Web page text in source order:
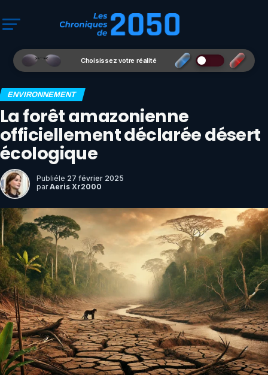
Choisissez votre réalité
ENVIRONNEMENT
La forêt amazonienne
officiellement déclarée désert
écologique
Publiéle 27 février 2025
par Aeris Xr2000